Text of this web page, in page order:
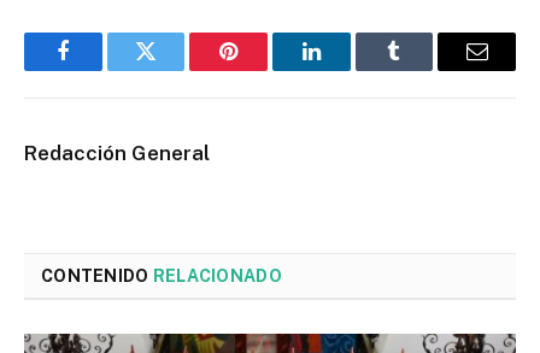
FacebookTwitter Pinterest LinkedInTumblr Email
Redacción General
CONTENIDO RELACIONADO